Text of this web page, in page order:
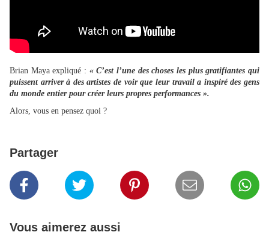
Brian Maya expliqué : « C’est l’une des choses les plus gratifiantes qui
puissent arriver à des artistes de voir que leur travail a inspiré des gens
du monde entier pour créer leurs propres performances ».
Alors, vous en pensez quoi ?
Partager
Vous aimerez aussi